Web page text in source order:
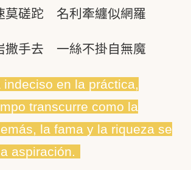
莫磋跎 名利牽纏似網羅
撒手去 一絲不掛自無魔
indeciso en la práctica,
transcurre como la
la fama y la riqueza se
aspiración.